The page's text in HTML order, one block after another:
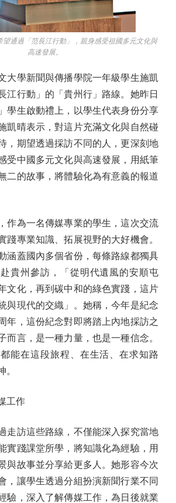
通過「范長江行動」，親身感受祖國多元文化與
高速發展。
學新聞與傳播學院一年級學生施凱
江行動」的「貴州行」路線。她昨日
學生啟動禮上，以學生代表身份分享
凱晴表示，對這片充滿文化與自然碰
，期望透過採訪不同的人，更深刻地
受中國多元文化與高速發展，用紙筆
二的故事，將體驗化為有意義的報道
為一名傳媒專業的學生，這次交流
踐專業知識、拓展視野的大好機會。
涵蓋國內多個省份，每條路線都獨具
貴州參訪，「從明代遺風的安順屯
文化，再到碳中和的綠色實踐，這片
與現代的交織」。她稱，今年是紀念
年，這份紀念對即將踏上內地採訪之
而言，是一種力量，也是一種信念。
能在這段旅程、在生活、在求知路
。
工作
訪這些路線，不僅能深入探究當地
實踐課堂所學，將知識化為經驗，用
與故事並分享給更多人。她形容今次
，讓學生透過分組扮演新聞行業不同
驗，深入了解傳媒工作，為日後就業